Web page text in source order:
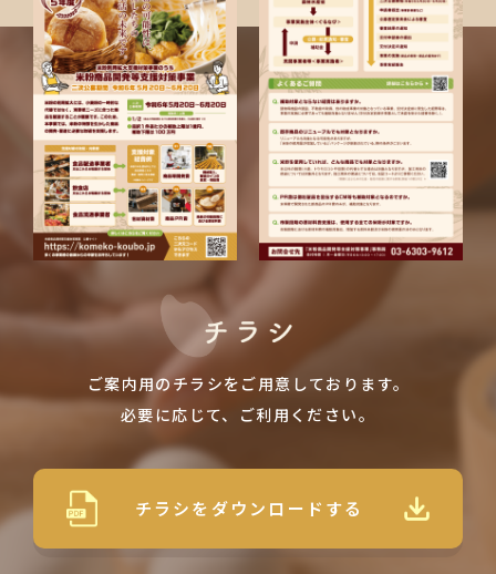
ご案内用のチラシをご用意しております。
必要に応じて、ご利用ください。
チラシをダウンロードする